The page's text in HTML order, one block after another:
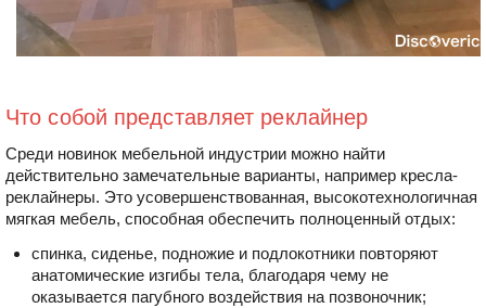
Что собой представляет реклайнер
Среди новинок мебельной индустрии можно найти
действительно замечательные варианты, например кресла-
реклайнеры. Это усовершенствованная, высокотехнологичная
мягкая мебель, способная обеспечить полноценный отдых:
спинка, сиденье, подножие и подлокотники повторяют
анатомические изгибы тела, благодаря чему не
оказывается пагубного воздействия на позвоночник;